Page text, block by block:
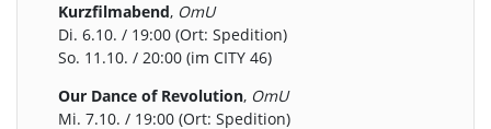
Kurzfilmabend, OmU
Di. 6.10. / 19:00 (Ort: Spedition)
So. 11.10. / 20:00 (im CITY 46)
Our Dance of Revolution, OmU
Mi. 7.10. / 19:00 (Ort: Spedition)